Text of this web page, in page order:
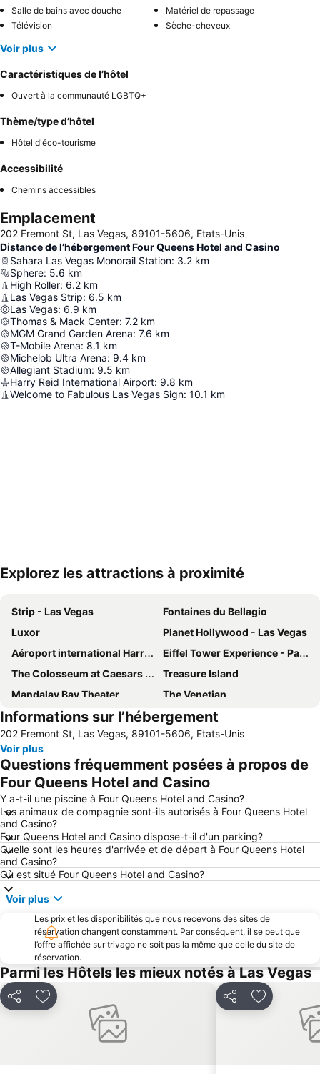
Salle de bains avec douche
Matériel de repassage
Télévision
Sèche-cheveux
Voir plus
Caractéristiques de l’hôtel
Ouvert à la communauté LGBTQ+
Thème/type d’hôtel
Hôtel d'éco-tourisme
Accessibilité
Chemins accessibles
Emplacement
202 Fremont St, Las Vegas, 89101-5606, Etats-Unis
Distance de l’hébergement Four Queens Hotel and Casino
Sahara Las Vegas Monorail Station: 3.2 km
Sphere: 5.6 km
High Roller: 6.2 km
Las Vegas Strip: 6.5 km
Las Vegas: 6.9 km
Thomas & Mack Center: 7.2 km
MGM Grand Garden Arena: 7.6 km
T-Mobile Arena: 8.1 km
Michelob Ultra Arena: 9.4 km
Allegiant Stadium: 9.5 km
Harry Reid International Airport: 9.8 km
Welcome to Fabulous Las Vegas Sign: 10.1 km
Explorez les attractions à proximité
Strip - Las Vegas
Fontaines du Bellagio
Luxor
Planet Hollywood - Las Vegas
Aéroport international Harry Reid
Eiffel Tower Experience - Paris Las Vegas
The Colosseum at Caesars Palace
Treasure Island
Mandalay Bay Theater
The Venetian
Fremont Street Experience
Bellagio Conservatory and Botanical Garden
SWISS WATCH BY JCK
Centre des Congrès de Las Vegas
Flamingo Showroom
Rio Las Vegas
Quartier Downtown
Eiffel Tower
Tour Stratosphère
The Toller Coaster - New York New York
Buca di Beppo - Excalibur
Sahara Paradise Plaza
Aéroport de Las Vegas North
The D Las Vegas
Via Bellagio
NIGHTCLUB & BAR - BEVERAGE AND FOOD SHOW
Aire Nationale de Conservation de Red Rock Canyon
Barrage Hoover
The Fashion Show Mall
The Grand Canal Shoppes
Harrah's Showroom
INTERNATIONAL CES
Paradise
Montecito Marketplace I & II
Golden Gate Casino
Stratosphere Theater
West Wind Las Vegas 5 Drive-In
Informations sur l’hébergement
202 Fremont St, Las Vegas, 89101-5606, Etats-Unis
Voir plus
Questions fréquemment posées à propos de
Four Queens Hotel and Casino
Y a-t-il une piscine à Four Queens Hotel and Casino?
Les animaux de compagnie sont-ils autorisés à Four Queens Hotel
and Casino?
Four Queens Hotel and Casino dispose-t-il d'un parking?
Quelle sont les heures d'arrivée et de départ à Four Queens Hotel
and Casino?
Où est situé Four Queens Hotel and Casino?
Voir plus
Les prix et les disponibilités que nous recevons des sites de
réservation changent constamment. Par conséquent, il se peut que
l’offre affichée sur trivago ne soit pas la même que celle du site de
réservation.
Parmi les Hôtels les mieux notés à Las Vegas
PartagerAjouter à mes favoris PartagerAjouter à